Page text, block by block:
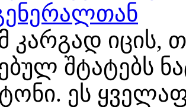
კარგად იცის,
შტატებს
ეს